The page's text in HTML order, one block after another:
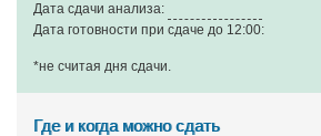
Дата сдачи анализа:
Дата готовности при сдаче до 12:00:
*не считая дня сдачи.
Где и когда можно сдать